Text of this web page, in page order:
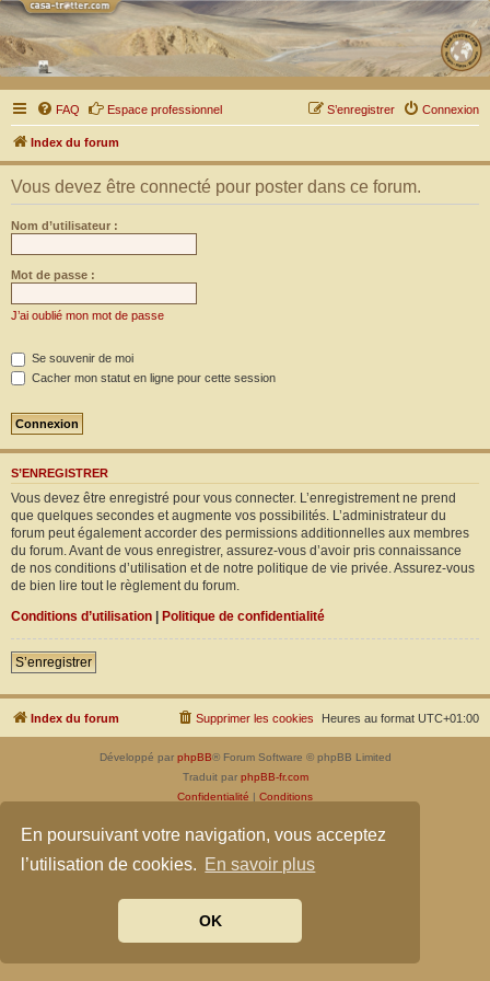
En poursuivant votre navigation, vous acceptez
l’utilisation de cookies. En savoir plus
OK
FAQ Espace professionnel Connexion
S’enregistrer
Index du forum
Vous devez être connecté pour poster dans ce forum.
Nom d’utilisateur :
Mot de passe :
J’ai oublié mon mot de passe
Se souvenir de moi
Cacher mon statut en ligne pour cette session
S’ENREGISTRER
Vous devez être enregistré pour vous connecter. L’enregistrement ne prend
que quelques secondes et augmente vos possibilités. L’administrateur du
forum peut également accorder des permissions additionnelles aux membres
du forum. Avant de vous enregistrer, assurez-vous d’avoir pris connaissance
de nos conditions d’utilisation et de notre politique de vie privée. Assurez-vous
de bien lire tout le règlement du forum.
Conditions d’utilisation | Politique de confidentialité
S’enregistrer
Index du forum Heures au format UTC+01:00
Supprimer les cookies
Développé par phpBB® Forum Software © phpBB Limited
Traduit par phpBB-fr.com
Confidentialité | Conditions